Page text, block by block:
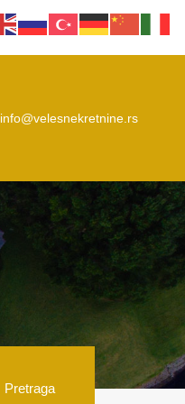
Obaveštenja Kontakt
info@velesnekretnine.rs
Pretraga